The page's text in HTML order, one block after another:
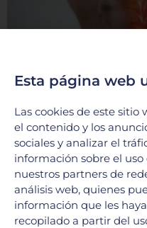
se tratan?
17 junio, 2026
En el Hospital Galenia, la
de vanguardia se unen
el tratamiento de
LEER MÁS »
Esta página web
Las cookies de este sitio
el contenido y los
sociales y analizar el
información sobre el
nuestros partners de
análisis web, quienes
información que les
recopilado a partir del